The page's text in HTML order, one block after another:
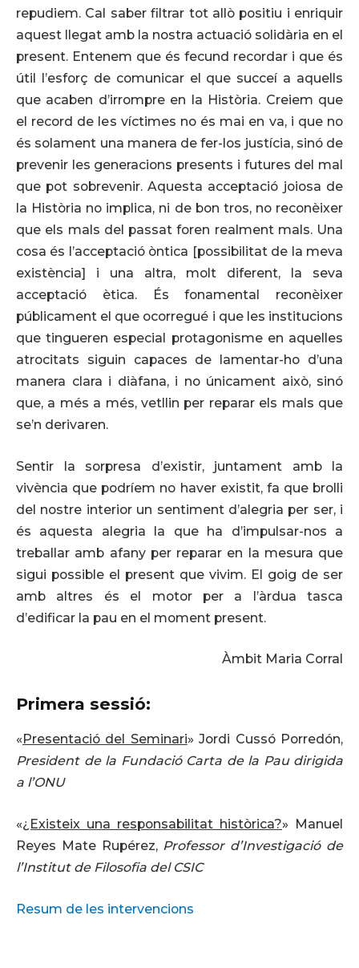
repudiem. Cal saber filtrar tot allò positiu i enriquir
aquest llegat amb la nostra actuació solidària en el
present. Entenem que és fecund recordar i que és
útil l’esforç de comunicar el que succeí a aquells
que acaben d’irrompre en la Història. Creiem que
el record de les víctimes no és mai en va, i que no
és solament una manera de fer-los justícia, sinó de
prevenir les generacions presents i futures del mal
que pot sobrevenir. Aquesta acceptació joiosa de
la Història no implica, ni de bon tros, no reconèixer
que els mals del passat foren realment mals. Una
cosa és l’acceptació òntica [possibilitat de la meva
existència] i una altra, molt diferent, la seva
acceptació ètica. És fonamental reconèixer
públicament el que ocorregué i que les institucions
que tingueren especial protagonisme en aquelles
atrocitats siguin capaces de lamentar-ho d’una
manera clara i diàfana, i no únicament això, sinó
que, a més a més, vetllin per reparar els mals que
se’n derivaren.
Sentir la sorpresa d’existir, juntament amb la
vivència que podríem no haver existit, fa que brolli
del nostre interior un sentiment d’alegria per ser, i
és aquesta alegria la que ha d’impulsar-nos a
treballar amb afany per reparar en la mesura que
sigui possible el present que vivim. El goig de ser
amb altres és el motor per a l’àrdua tasca
d’edificar la pau en el moment present.
Àmbit Maria Corral
Primera sessió:
«Presentació del Seminari» Jordi Cussó Porredón,
President de la Fundació Carta de la Pau dirigida
a l’ONU
«¿Existeix una responsabilitat històrica?» Manuel
Reyes Mate Rupérez, Professor d’Investigació de
l’Institut de Filosofia del CSIC
Resum de les intervencions